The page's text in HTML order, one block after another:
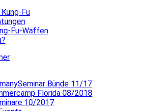
Fu
Fu-Waffen
Bünde 11/17
Florida 08/2018
10/2017